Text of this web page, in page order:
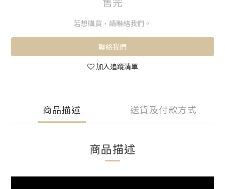
若想購買，請聯絡我們。
聯絡我們
加入追蹤清單
商品描述 送貨及付款方式
商品描述